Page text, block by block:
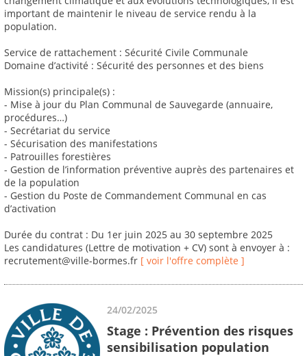
important de maintenir le niveau de service rendu à la
population.
Service de rattachement : Sécurité Civile Communale
Domaine d’activité : Sécurité des personnes et des biens
Mission(s) principale(s) :
- Mise à jour du Plan Communal de Sauvegarde (annuaire,
procédures…)
- Secrétariat du service
- Sécurisation des manifestations
- Patrouilles forestières
- Gestion de l’information préventive auprès des partenaires et
de la population
- Gestion du Poste de Commandement Communal en cas
d’activation
Durée du contrat : Du 1er juin 2025 au 30 septembre 2025
Les candidatures (Lettre de motivation + CV) sont à envoyer à :
recrutement@ville-bormes.fr [ voir l'offre complète ]
24/02/2025
Stage : Prévention des risques
sensibilisation population